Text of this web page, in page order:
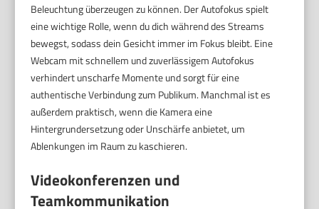
Beleuchtung überzeugen zu können. Der Autofokus spielt
eine wichtige Rolle, wenn du dich während des Streams
bewegst, sodass dein Gesicht immer im Fokus bleibt. Eine
Webcam mit schnellem und zuverlässigem Autofokus
verhindert unscharfe Momente und sorgt für eine
authentische Verbindung zum Publikum. Manchmal ist es
außerdem praktisch, wenn die Kamera eine
Hintergrundersetzung oder Unschärfe anbietet, um
Ablenkungen im Raum zu kaschieren.
Videokonferenzen und
Teamkommunikation